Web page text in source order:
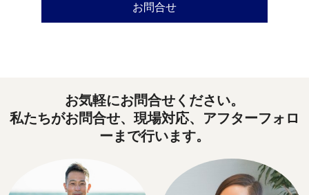
お問合せ
お気軽にお問合せください。
私たちがお問合せ、現場対応、アフターフォロ
ーまで行います。